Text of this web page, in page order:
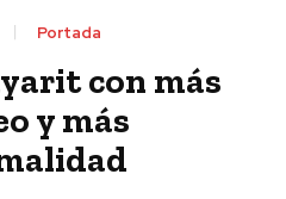
Portada
con más
y más